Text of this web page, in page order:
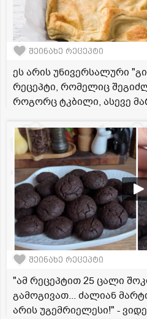
შეინახე რეცეპტი
ეს არის უნივერსალური
რეცეპტი, რომელიც
როგორც ტკბილი, ასევე
შეინახე რეცეპტი
"ამ რეცეპტით 25 ცალი
გამოგივათ... ძალიან
არის უგემრიელესი!" -